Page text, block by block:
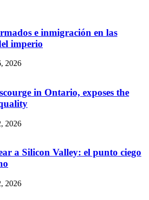
e inmigración en las
imperio
2026
in Ontario, exposes the
2026
a Silicon Valley: el punto ciego
2026